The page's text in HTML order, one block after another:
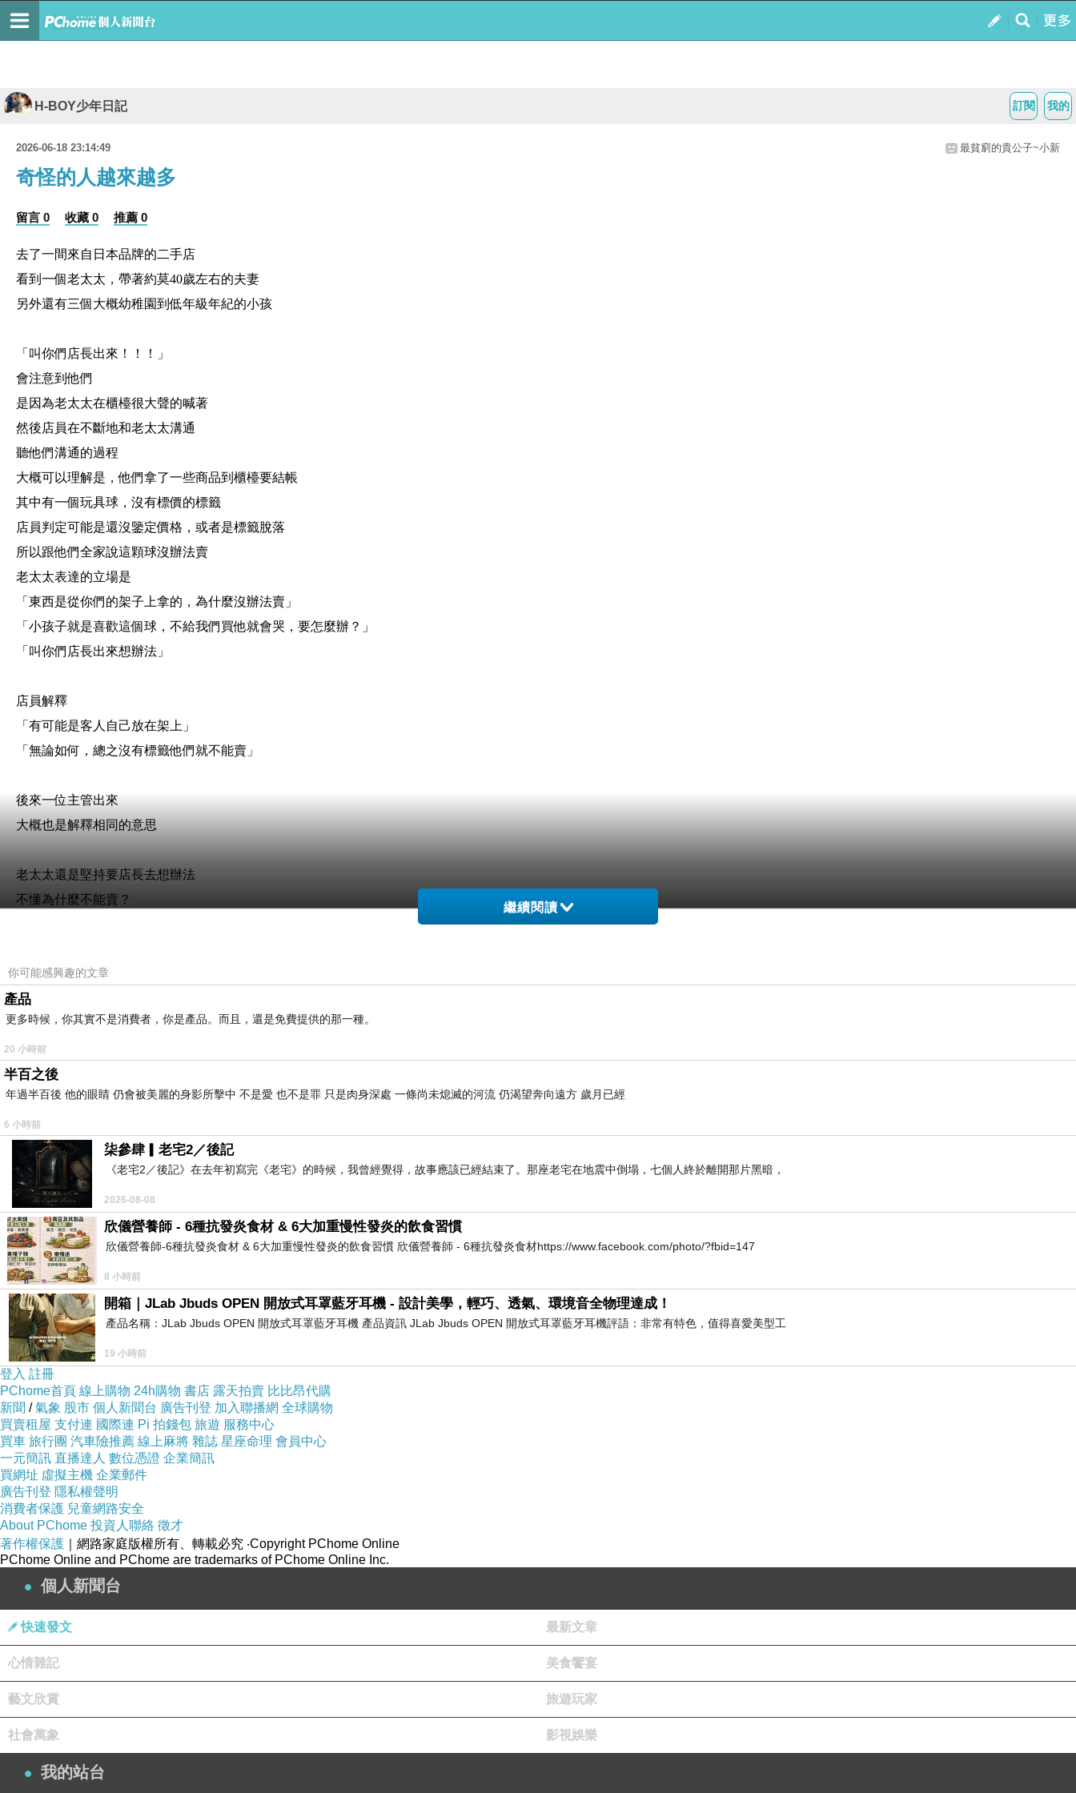
我的
訂閱
H-BOY少年日記
2026-06-18 23:14:49 最貧窮的貴公子~小新
奇怪的人越來越多
留言 0 收藏 0 推薦 0
去了一間來自日本品牌的二手店
看到一個老太太，帶著約莫40歲左右的夫妻
另外還有三個大概幼稚園到低年級年紀的小孩
「叫你們店長出來！！！」
會注意到他們
是因為老太太在櫃檯很大聲的喊著
然後店員在不斷地和老太太溝通
聽他們溝通的過程
大概可以理解是，他們拿了一些商品到櫃檯要結帳
其中有一個玩具球，沒有標價的標籤
店員判定可能是還沒鑒定價格，或者是標籤脫落
所以跟他們全家說這顆球沒辦法賣
老太太表達的立場是
「東西是從你們的架子上拿的，為什麼沒辦法賣」
「小孩子就是喜歡這個球，不給我們買他就會哭，要怎麼辦？」
「叫你們店長出來想辦法」
店員解釋
「有可能是客人自己放在架上」
「無論如何，總之沒有標籤他們就不能賣」
後來一位主管出來
大概也是解釋相同的意思
老太太還是堅持要店長去想辦法
不懂為什麼不能賣？
—————————
我在想，這時候每個角色在想什麼？
可能是這樣⋯
店員心聲：老人家怎麼講不聽？
店長心聲：怎麼辦，照著公司規定耐心解釋了客人又不聽
老太太：你就給我估個價，有多難？
夫妻在旁事不關己的看著？？？
三個小孩跳上跳下跑來跑去
感覺也沒有特別想要那顆球？
只是在看大人們吵架
後來一度演變成
老太太吵著：那我其他東西都不要了
店長：好，抱歉，沒關係⋯不好意思
但最後老太太看威脅不成，又要繼續結帳⋯
最後還是結完帳
老太太邊大聲抱怨，全家人邊走出門口
是說小孩也沒吵著要球
————————-
如果我是店員
我有那個勇氣去接受衝突嗎
如果我是店長
該遵守公司規定
還是為了服務與評價讓步？
如果我是老太太
喔不。拜託我以後不要變成這種人
如果我是那對夫妻
要勸自己的家人不要無理取鬧
還是站在自己人這邊
如果我是小孩⋯
嗯？？？我再也無法變回小孩了
繼續閱讀
你可能感興趣的文章
產品
更多時候，你其實不是消費者，你是產品。而且，還是免費提供的那一種。
20 小時前
半百之後
年過半百後 他的眼睛 仍會被美麗的身影所擊中 不是愛 也不是罪 只是肉身深處 一條尚未熄滅的河流 仍渴望奔向遠方 歲月已經
6 小時前
柒參肆▎老宅2／後記
《老宅2／後記》在去年初寫完《老宅》的時候，我曾經覺得，故事應該已經結束了。那座老宅在地震中倒塌，七個人終於離開那片黑暗，
2026-08-08
欣儀營養師 - 6種抗發炎食材 & 6大加重慢性發炎的飲食習慣
欣儀營養師-6種抗發炎食材 & 6大加重慢性發炎的飲食習慣 欣儀營養師 - 6種抗發炎食材https://www.facebook.com/photo/?fbid=147
8 小時前
開箱｜JLab Jbuds OPEN 開放式耳罩藍牙耳機 - 設計美學，輕巧、透氣、環境音全物理達成！
產品名稱：JLab Jbuds OPEN 開放式耳罩藍牙耳機 產品資訊 JLab Jbuds OPEN 開放式耳罩藍牙耳機評語：非常有特色，值得喜愛美型工
19 小時前
登入 註冊
PChome首頁 線上購物 24h購物 書店 露天拍賣 比比昂代購
新聞 /氣象 股市 個人新聞台 廣告刊登 加入聯播網 全球購物
買賣租屋 支付連 國際連 Pi 拍錢包 旅遊 服務中心
買車 旅行團 汽車險推薦 線上麻將 雜誌 星座命理 會員中心
一元簡訊 直播達人 數位憑證 企業簡訊
買網址 虛擬主機 企業郵件
廣告刊登 隱私權聲明
消費者保護 兒童網路安全
About PChome 投資人聯絡 徵才
著作權保護 ｜網路家庭版權所有、轉載必究 ‧Copyright PChome Online
PChome Online and PChome are trademarks of PChome Online Inc.
個人新聞台
快速發文 最新文章
心情雜記 美食饗宴
藝文欣賞 旅遊玩家
社會萬象 影視娛樂
我的站台